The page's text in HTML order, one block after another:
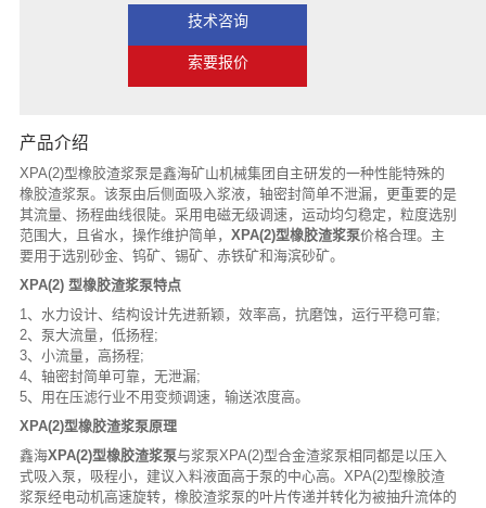
技术咨询
索要报价
产品介绍
XPA(2)型橡胶渣浆泵是鑫海矿山机械集团自主研发的一种性能特殊的
橡胶渣浆泵。该泵由后侧面吸入浆液，轴密封简单不泄漏，更重要的是
其流量、扬程曲线很陡。采用电磁无级调速，运动均匀稳定，粒度选别
范围大，且省水，操作维护简单， XPA(2)型橡胶渣浆泵价格合理。主
要用于选别砂金、钨矿、锡矿、赤铁矿和海滨砂矿。
XPA(2) 型橡胶渣浆泵特点
1、水力设计、结构设计先进新颖，效率高，抗磨蚀，运行平稳可靠;
2、泵大流量，低扬程;
3、小流量，高扬程;
4、轴密封简单可靠，无泄漏;
5、用在压滤行业不用变频调速，输送浓度高。
XPA(2)型橡胶渣浆泵原理
鑫海XPA(2)型橡胶渣浆泵与浆泵XPA(2)型合金渣浆泵相同都是以压入
式吸入泵，吸程小，建议入料液面高于泵的中心高。XPA(2)型橡胶渣
浆泵经电动机高速旋转，橡胶渣浆泵的叶片传递并转化为被抽升流体的